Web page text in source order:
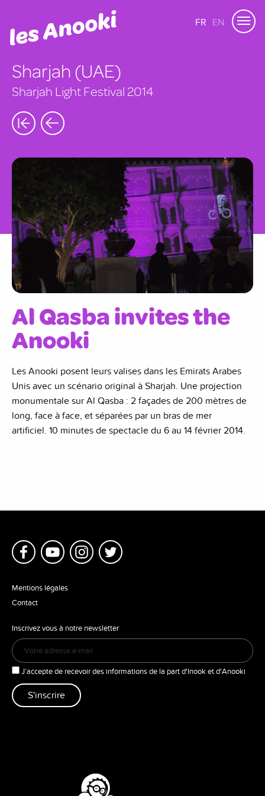
FR EN
Sharjah (UAE)
Sharjah Light Festival 2014
Al Qasba invites the
Anooki
Les Anooki posent leurs valises dans les Emirats Arabes
Unis avec un scénario original à Sharjah. Une projection
monumentale sur Al Qasba : 2 façades de 200 mètres de
long, face à face, et séparées par un bras de mer
artificiel. 10 minutes de spectacle du 6 au 14 février 2014.
Mentions légales
Contact
Inscrivez vous à notre newsletter
J’accepte de recevoir des informations de la part d'Inook et d'Anooki